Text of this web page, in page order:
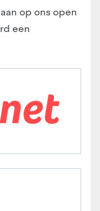
op ons open
een